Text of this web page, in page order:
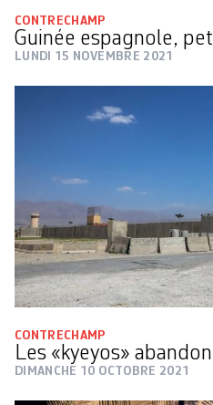
CONTRECHAMP
Guinée espagnole,
LUNDI 15 NOVEMBRE 2021
CONTRECHAMP
Les «kyeyos»
DIMANCHE 10 OCTOBRE 2021